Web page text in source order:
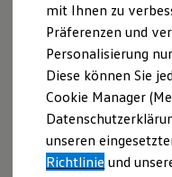
Nutzfahrzeuge
SUV und CUV
Familienautos
Kombis
Kompaktwagen
Sportwagen
Schnell verfügbare
Angebote und
Aktuelle
E-Auto-
Volkswagen
mit Ihnen zu
Präferenzen und
Personalisierung
Diese können Sie
Cookie Manager
unseren
Richtlinie und